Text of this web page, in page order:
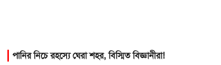
পানির নিচে রহস্যে ঘেরা শহর, বিস্মিত বিজ্ঞানীরা!